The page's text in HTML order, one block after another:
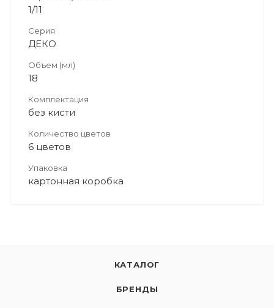
1/11
Серия
ДЕКО
Объем (мл)
18
Комплектация
без кисти
Количество цветов
6 цветов
Упаковка
картонная коробка
КАТАЛОГ
БРЕНДЫ